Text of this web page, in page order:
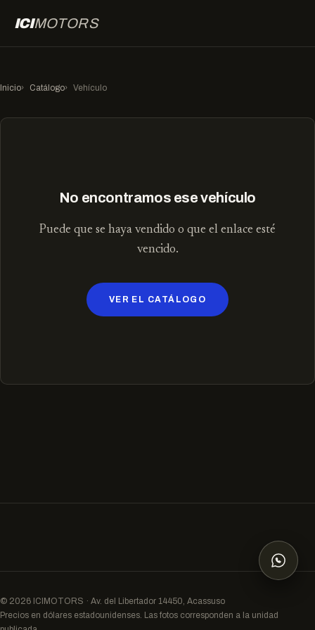
ICIMOTORS
Inicio Catálogo Vehículo
No encontramos ese vehículo
Puede que se haya vendido o que el enlace esté
vencido.
VER EL CATÁLOGO
© 2026 ICIMOTORS · Av. del Libertador 14450, Acassuso
Precios en dólares estadounidenses. Las fotos corresponden a la unidad